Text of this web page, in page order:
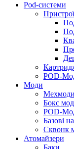
Pod-системи
Пристрої
POD-
Моди
Мехмоди
Бокс
POD-
Базові
Сквонк
Атомайзери
Баки